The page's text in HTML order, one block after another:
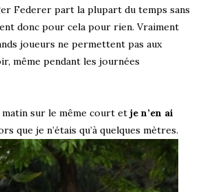
Federer part la plupart du temps sans
donc pour cela pour rien. Vraiment
joueurs ne permettent pas aux
même pendant les journées
sur le même court et je n’en ai
que je n’étais qu’à quelques mètres.